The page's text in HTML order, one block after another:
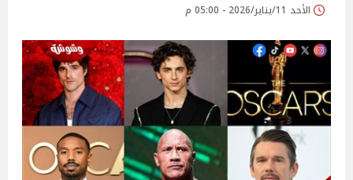
الأحد 11/يناير/2026 - 05:00 م